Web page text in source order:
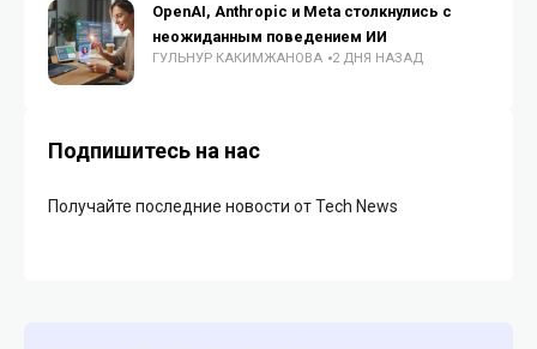
OpenAI, Anthropic и Meta столкнулись с
неожиданным поведением ИИ
ГУЛЬНУР КАКИМЖАНОВА 2 ДНЯ НАЗАД
Подпишитесь на нас
Получайте последние новости от Tech News